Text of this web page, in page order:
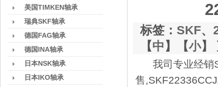
美国TIMKEN轴承
瑞典SKF轴承
德国FAG轴承
德国INA轴承
日本NSK轴承
日本IKO轴承
标签： SKF、
【中 】【小】
我司专业经销
售